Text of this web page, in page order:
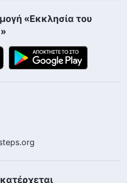
«Εκκλησία του